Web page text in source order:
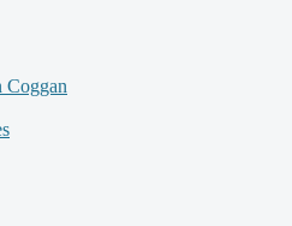
Coggan